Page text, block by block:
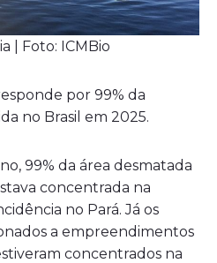
| Foto: ICMBio
por 99% da
no Brasil em 2025.
99% da área desmatada
concentrada na
no Pará. Já os
a empreendimentos
concentrados na